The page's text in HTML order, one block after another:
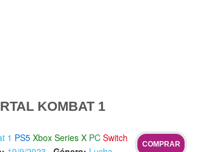
KOMBAT 1
1 PS5 Xbox Series X PC Switch
COMPRAR